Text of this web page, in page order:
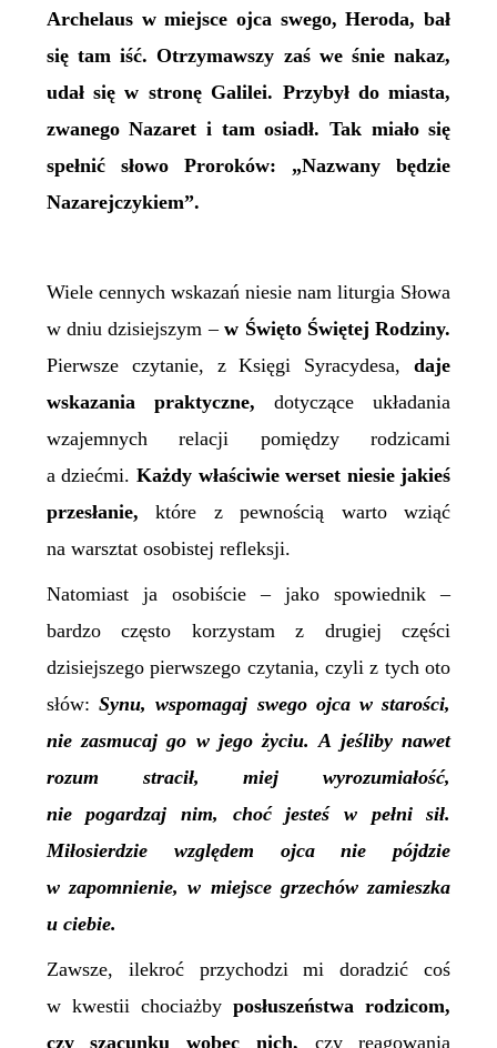
Archelaus w miejsce ojca swego, Heroda, bał
się tam iść. Otrzymawszy zaś we śnie nakaz,
udał się w stronę Galilei. Przybył do miasta,
zwanego Nazaret i tam osiadł. Tak miało się
spełnić słowo Proroków: „Nazwany będzie
Nazarejczykiem”.
Wiele cennych wskazań niesie nam liturgia Słowa
w dniu dzisiejszym –w Święto Świętej Rodziny.
Pierwsze czytanie, z Księgi Syracydesa,daje
wskazania praktyczne,dotyczące układania
wzajemnych relacji pomiędzy rodzicami
a dziećmi. Każdy właściwie werset niesie jakieś
przesłanie,które z pewnością warto wziąć
na warsztat osobistej refleksji.
Natomiast ja osobiście – jako spowiednik –
bardzo często korzystam z drugiej części
dzisiejszego pierwszego czytania, czyli z tych oto
słów:Synu, wspomagaj swego ojca w starości,
nie zasmucaj go w jego życiu. A jeśliby nawet
rozum stracił, miej wyrozumiałość,
nie pogardzaj nim, choć jesteś w pełni sił.
Miłosierdzie względem ojca nie pójdzie
w zapomnienie,w miejsce grzechów zamieszka
u ciebie.
Zawsze, ilekroć przychodzi mi doradzić coś
w kwestii chociażby posłuszeństwa rodzicom,
czy szacunku wobec nich, czy reagowania